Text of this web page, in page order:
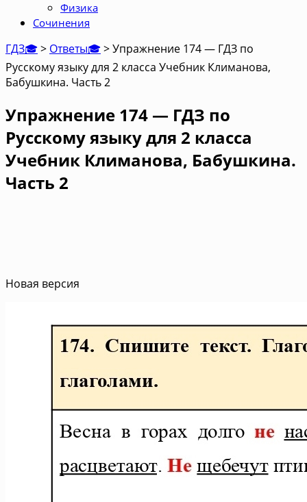
Физика
Сочинения
ГДЗ🎓> Ответы🎓>Упражнение 174 — ГДЗ по
Русскому языку для 2 класса Учебник Климанова,
Бабушкина. Часть 2
Упражнение 174 — ГДЗ по
Русскому языку для 2 класса
Учебник Климанова, Бабушкина.
Часть 2
Новая версия